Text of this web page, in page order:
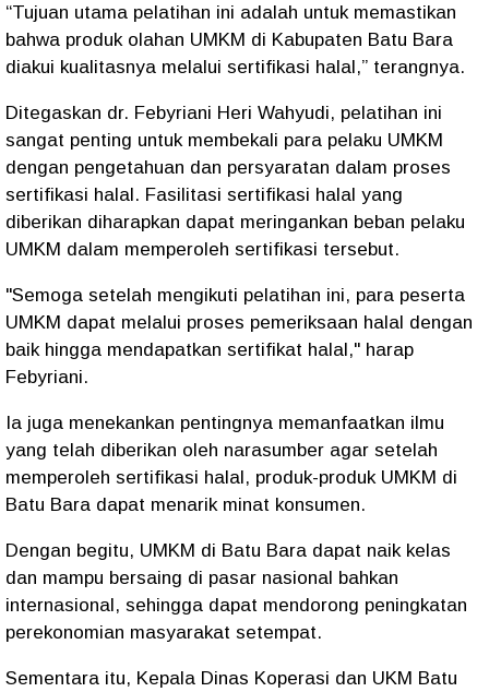
“Tujuan utama pelatihan ini adalah untuk memastikan
bahwa produk olahan UMKM di Kabupaten Batu Bara
diakui kualitasnya melalui sertifikasi halal,” terangnya.
Ditegaskan dr. Febyriani Heri Wahyudi, pelatihan ini
sangat penting untuk membekali para pelaku UMKM
dengan pengetahuan dan persyaratan dalam proses
sertifikasi halal. Fasilitasi sertifikasi halal yang
diberikan diharapkan dapat meringankan beban pelaku
UMKM dalam memperoleh sertifikasi tersebut.
"Semoga setelah mengikuti pelatihan ini, para peserta
UMKM dapat melalui proses pemeriksaan halal dengan
baik hingga mendapatkan sertifikat halal," harap
Febyriani.
Ia juga menekankan pentingnya memanfaatkan ilmu
yang telah diberikan oleh narasumber agar setelah
memperoleh sertifikasi halal, produk-produk UMKM di
Batu Bara dapat menarik minat konsumen.
Dengan begitu, UMKM di Batu Bara dapat naik kelas
dan mampu bersaing di pasar nasional bahkan
internasional, sehingga dapat mendorong peningkatan
perekonomian masyarakat setempat.
Sementara itu, Kepala Dinas Koperasi dan UKM Batu